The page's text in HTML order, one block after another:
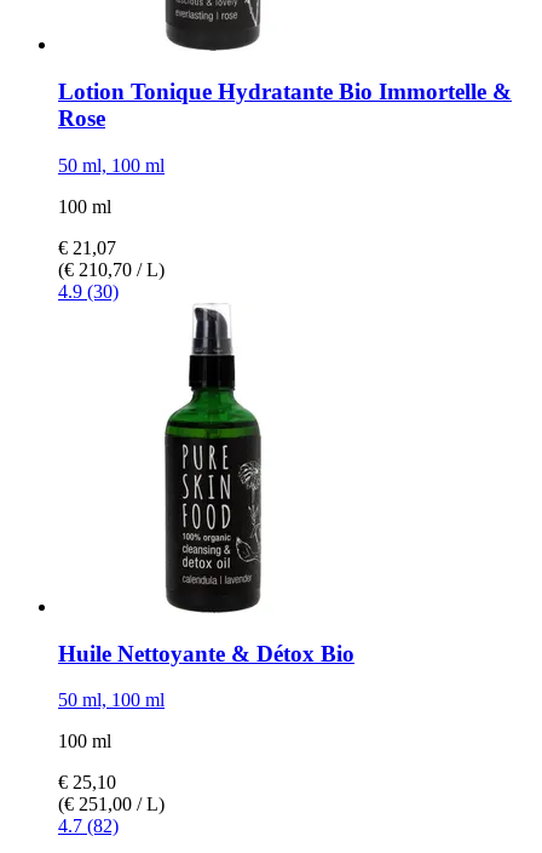
Lotion Tonique Hydratante Bio Immortelle &
Rose
50 ml, 100 ml
100 ml
€ 21,07
(€ 210,70 / L)
4.9 (30)
Huile Nettoyante & Détox Bio
50 ml, 100 ml
100 ml
€ 25,10
(€ 251,00 / L)
4.7 (82)